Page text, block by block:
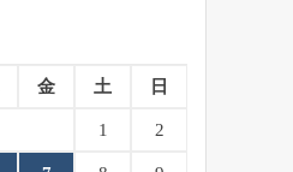
金 土 日
1 2